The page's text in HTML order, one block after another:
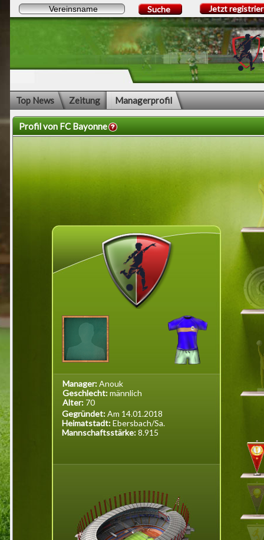
Suche Jetzt
Top News Zeitung Managerprofil
Profil von FC Bayonne
Manager:Anouk
Geschlecht:männlich
Alter: 70
Gegründet:Am 14.01.2018
Heimatstadt:Ebersbach/Sa.
Mannschaftsstärke:8.915